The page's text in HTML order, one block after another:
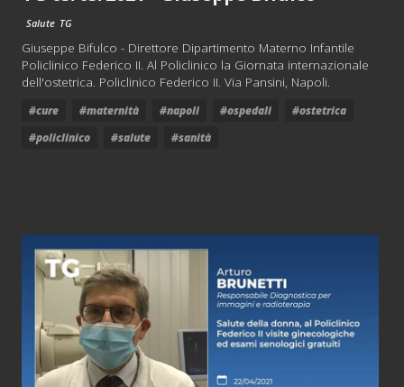
Salute TG
Giuseppe Bifulco - Direttore Dipartimento Materno Infantile
Policlinico Federico II. Al Policlinico la Giornata internazionale
dell'ostetrica. Policlinico Federico II. Via Pansini, Napoli.
#cure #maternità #napoli #ospedali
#ostetrica
#policlinico
#salute #sanità